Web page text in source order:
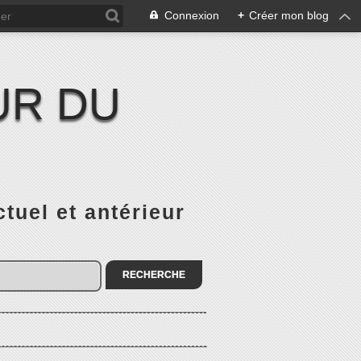
Connexion + Créer mon blog
DU
et antérieur